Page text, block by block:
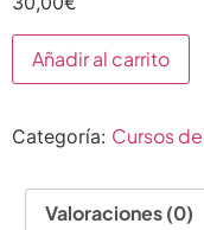
Añadir al carrito
Categoría: Cursos de
Valoraciones (0)